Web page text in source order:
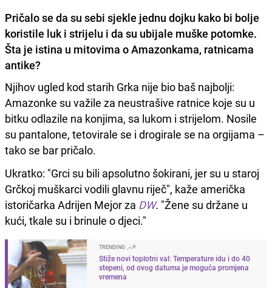
Pričalo se da su sebi sjekle jednu dojku kako bi bolje
koristile luk i strijelu i da su ubijale muške potomke.
Šta je istina u mitovima o Amazonkama, ratnicama
antike?
Njihov ugled kod starih Grka nije bio baš najbolji:
Amazonke su važile za neustrašive ratnice koje su u
bitku odlazile na konjima, sa lukom i strijelom. Nosile
su pantalone, tetovirale se i drogirale se na orgijama –
tako se bar pričalo.
Ukratko: "Grci su bili apsolutno šokirani, jer su u staroj
Grčkoj muškarci vodili glavnu riječ", kaže američka
istoričarka Adrijen Mejor za DW. "Žene su držane u
kući, tkale su i brinule o djeci."
TRENDING
Stiže novi toplotni val: Temperature idu i do 40
stepeni, od ovog datuma je moguća promjena
vremena